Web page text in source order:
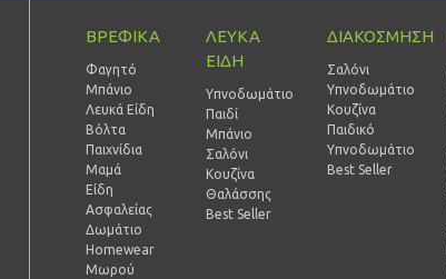
ΒΡΕΦΙΚΑ
Φαγητό
Μπάνιο
Λευκά Είδη
Βόλτα
Παιχνίδια
Μαμά
Είδη
Ασφαλείας
Δωμάτιο
Homewear
Μωρού
ΛΕΥΚΑ
ΕΙΔΗ
Υπνοδωμάτιο
Παιδί
Mπάνιο
Σαλόνι
Κουζίνα
Θαλάσσης
Best Seller
ΔΙΑΚΟΣΜΗΣΗ
Σαλόνι
Υπνοδωμάτιο
Κουζίνα
Παιδικό
Υπνοδωμάτιο
Best Seller